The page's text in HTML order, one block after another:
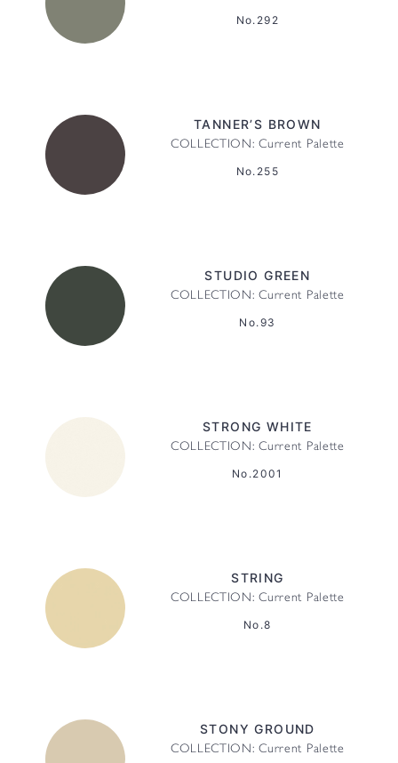
No.292
TANNER’S BROWN
COLLECTION: Current Palette
No.255
STUDIO GREEN
COLLECTION: Current Palette
No.93
STRONG WHITE
COLLECTION: Current Palette
No.2001
STRING
COLLECTION: Current Palette
No.8
STONY GROUND
COLLECTION: Current Palette